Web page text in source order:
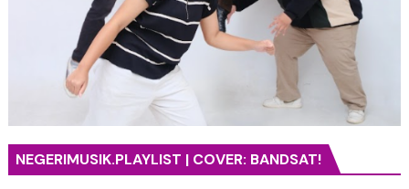
NEGERIMUSIK.PLAYLIST | COVER: BANDSAT!